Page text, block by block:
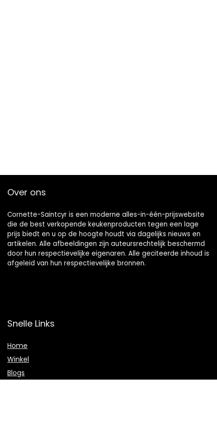
Over ons
Cornette-Saintcyr is een moderne alles-in-één-prijswebsite
die de best verkopende keukenproducten tegen een lage
prijs biedt en u op de hoogte houdt via dagelijks nieuws en
artikelen. Alle afbeeldingen zijn auteursrechtelijk beschermd
door hun respectievelijke eigenaren. Alle geciteerde inhoud is
afgeleid van hun respectievelijke bronnen.
Snelle Links
Home
Winkel
Blogs